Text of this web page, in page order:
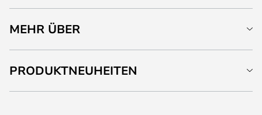
MEHR ÜBER
PRODUKTNEUHEITEN